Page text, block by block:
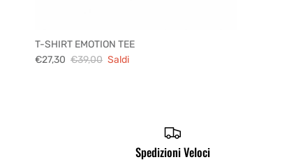
T-SHIRT EMOTION TEE
€27,30 €39,00 Saldi
Spedizioni Veloci